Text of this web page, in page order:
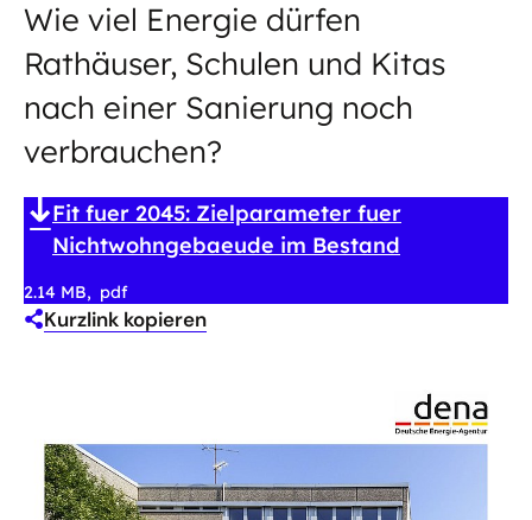
Wie viel Energie dürfen
Rathäuser, Schulen und Kitas
nach einer Sanierung noch
verbrauchen?
Fit fuer 2045: Zielparameter fuer
Nichtwohngebaeude im Bestand
2.14 MB pdf
Kurzlink kopieren